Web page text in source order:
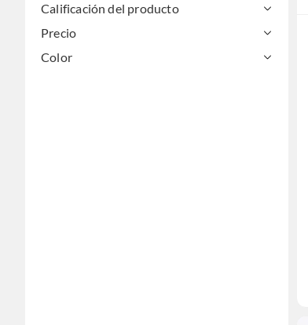
Calificación del producto
Precio
Color